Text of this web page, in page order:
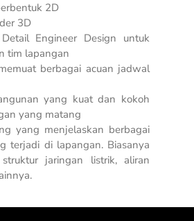
2D
3D
Detail Engineer Design untuk
tim lapangan
berbagai acuan jadwal
yang kuat dan kokoh
yang matang
yang menjelaskan berbagai
terjadi di lapangan. Biasanya
jaringan listrik, aliran